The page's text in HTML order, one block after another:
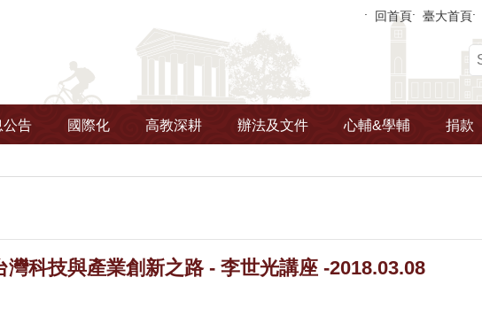
回首頁 臺大首頁
公告 國際化 高教深耕 辦法及文件 心輔&學輔 捐款
灣科技與產業創新之路 - 李世光講座 -2018.03.08